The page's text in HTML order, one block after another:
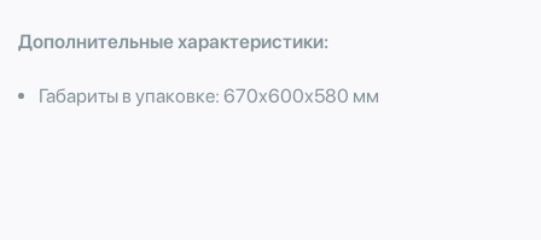
Дополнительные характеристики:
Габариты в упаковке: 670х600х580 мм